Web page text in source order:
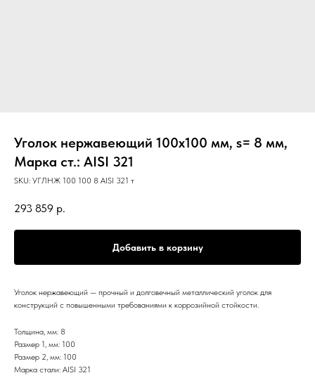
Уголок нержавеющий 100х100 мм, s= 8 мм,
Марка ст.: AISI 321
SKU: УГЛНЖ 100 100 8 AISI 321 т
293 859 р.
Добавить в корзину
Уголок нержавеющий — прочный и долговечный металлический уголок для
конструкций с повышенными требованиями к коррозийной стойкости.
Толщина, мм: 8
Размер 1, мм: 100
Размер 2, мм: 100
Марка стали: AISI 321